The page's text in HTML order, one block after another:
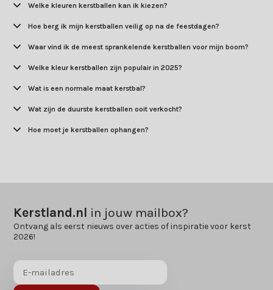
Welke kleuren kerstballen kan ik kiezen?
Hoe berg ik mijn kerstballen veilig op na de feestdagen?
Waar vind ik de meest sprankelende kerstballen voor mijn boom?
Welke kleur kerstballen zijn populair in 2025?
Wat is een normale maat kerstbal?
Wat zijn de duurste kerstballen ooit verkocht?
Hoe moet je kerstballen ophangen?
Kerstland.nl in jouw mailbox?
Ontvang als eerst nieuws over acties of inspiratie voor kerst
2026!